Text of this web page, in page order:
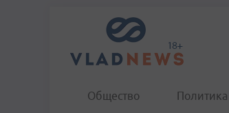
Общество Политика